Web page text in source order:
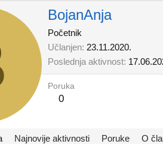
BojanAnja
Početnik
Učlanjen 23.11.2020.
Poslednja aktivnost
Poruka
0
Najnovije aktivnosti Poruke O